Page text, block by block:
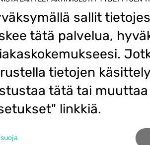
sallit
tätä palvelua,
tietojen
tätä tai
linkkiä.